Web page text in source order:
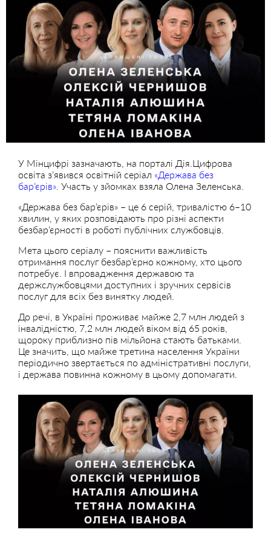
У Мінцифрі зазначають, на порталі Дія.Цифрова
освіта з’явився освітній серіал «Держава без
бар’єрів» . Участь у зйомках взяла Олена Зеленська.
«Держава без бар’єрів» – це 6 серій, тривалістю 6–10
хвилин, у яких розповідають про різні аспекти
безбар’єрності в роботі публічних службовців.
Мета цього серіалу – пояснити важливість
отримання послуг безбар’єрно кожному, хто цього
потребує. І впровадження державою та
держслужбовцями доступних і зручних сервісів
послуг для всіх без винятку людей.
До речі, в Україні проживає майже 2,7 млн людей з
інвалідністю, 7,2 млн людей віком від 65 років,
щороку приблизно пів мільйона стають батьками.
Це значить, що майже третина населення України
періодично звертається по адміністративні послуги,
і держава повинна кожному в цьому допомагати.